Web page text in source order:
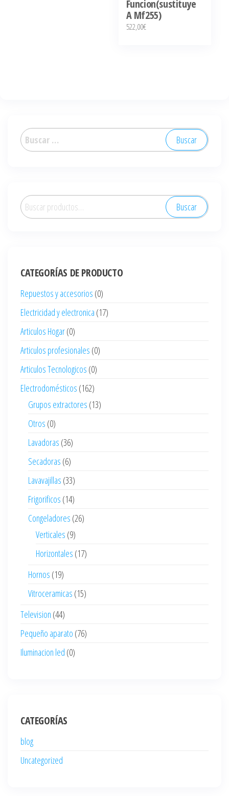
Funcion(sustituye
A Mf255)
522,00€
Buscar:
Buscar
por:
Buscar
CATEGORÍAS DE PRODUCTO
Repuestos y accesorios (0)
Electricidad y electronica (17)
Articulos Hogar(0)
Articulos profesionales (0)
Articulos Tecnologicos (0)
Electrodomésticos (162)
Grupos extractores (13)
Otros (0)
Lavadoras (36)
Secadoras (6)
Lavavajillas (33)
Frigorificos (14)
Congeladores (26)
Verticales (9)
Horizontales (17)
Hornos (19)
Vitroceramicas (15)
Television (44)
Pequeño aparato (76)
Iluminacion led (0)
CATEGORÍAS
blog
Uncategorized